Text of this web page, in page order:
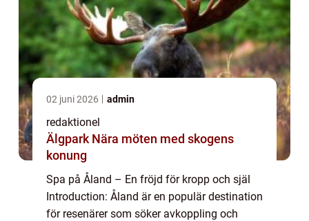
02 juni 2026 admin
redaktionel
Älgpark Nära möten med skogens
konung
Spa på Åland – En fröjd för kropp och själ
Introduction: Åland är en populär destination
för resenärer som söker avkoppling och